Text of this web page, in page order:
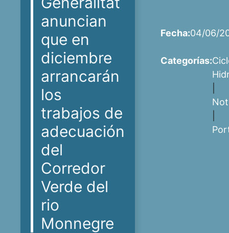
anuncian
que en
diciembre
arrancarán
los
trabajos de
adecuación
del
Corredor
Verde del
rio
Monnegre
Fecha:04/06/
Categorías: